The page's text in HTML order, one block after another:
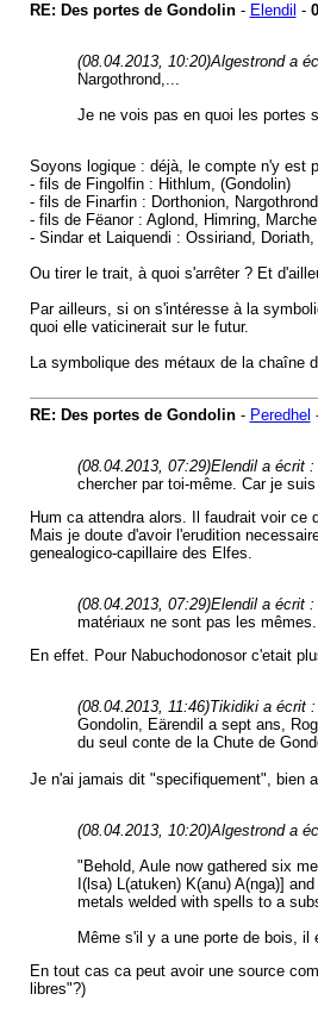
RE: Des portes de Gondolin- Elendil -
(08.04.2013, 10:20)Algestrond a
Nargothrond,...
Je ne vois pas en quoi les portes
Soyons logique : déjà, le compte n'y est
- fils de Fingolfin : Hithlum, (Gondolin)
- fils de Finarfin : Dorthonion, Nargothrond
- fils de Fëanor : Aglond, Himring,
- Sindar et Laiquendi : Ossiriand,
Ou tirer le trait, à quoi s'arrêter ? Et
Par ailleurs, si on s'intéresse à la
quoi elle vaticinerait sur le futur.
La symbolique des métaux de la chaîne
RE: Des portes de Gondolin- Peredhel
(08.04.2013, 07:29)Elendil a écrit :
chercher par toi-même. Car je
Hum ca attendra alors. Il faudrait voir ce
Mais je doute d'avoir l'erudition
genealogico-capillaire des Elfes.
(08.04.2013, 07:29)Elendil a écrit :
matériaux ne sont pas les
En effet. Pour Nabuchodonosor c'etait
(08.04.2013, 11:46)Tikidiki a écrit :
Gondolin, Eärendil a sept ans,
du seul conte de la Chute de
Je n'ai jamais dit "specifiquement", bien
(08.04.2013, 10:20)Algestrond a
"Behold, Aule now gathered six
I(lsa) L(atuken) K(anu) A(nga)]
metals welded with spells to a
Même s'il y a une porte de bois,
En tout cas ca peut avoir une source
libres"?)